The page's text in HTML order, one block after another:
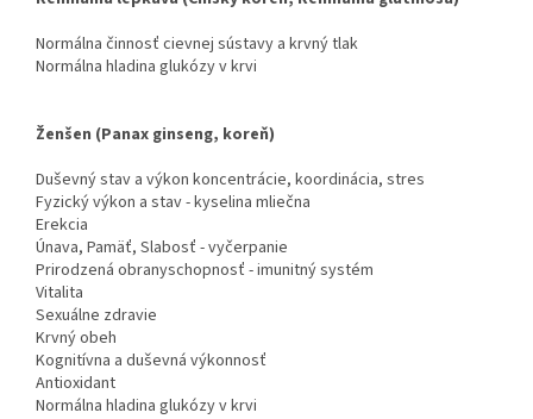
Normálna činnosť cievnej sústavy a krvný tlak
Normálna hladina glukózy v krvi
Ženšen (Panax ginseng, koreň)
Duševný stav a výkon koncentrácie, koordinácia, stres
Fyzický výkon a stav - kyselina mliečna
Erekcia
Únava, Pamäť, Slabosť - vyčerpanie
Prirodzená obranyschopnosť - imunitný systém
Vitalita
Sexuálne zdravie
Krvný obeh
Kognitívna a duševná výkonnosť
Antioxidant
Normálna hladina glukózy v krvi